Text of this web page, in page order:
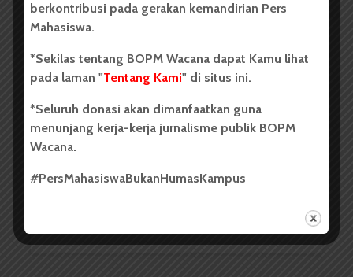
Pemerintah Bantu Sertifikasi...
2 menit waktu baca
berkontribusi pada gerakan kemandirian Pers
Mahasiswa.
*Sekilas tentang BOPM Wacana dapat Kamu lihat
pada laman "Tentang Kami" di situs ini.
*Seluruh donasi akan dimanfaatkan guna
menunjang kerja-kerja jurnalisme publik BOPM
Wacana.
#PersMahasiswaBukanHumasKampus